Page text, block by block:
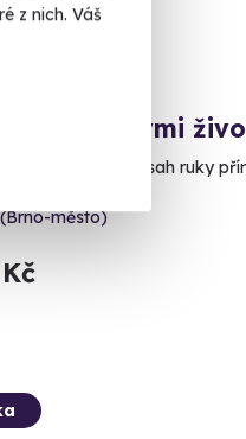
z nich. Váš
s exotickými
světa na dosah ruky
město)